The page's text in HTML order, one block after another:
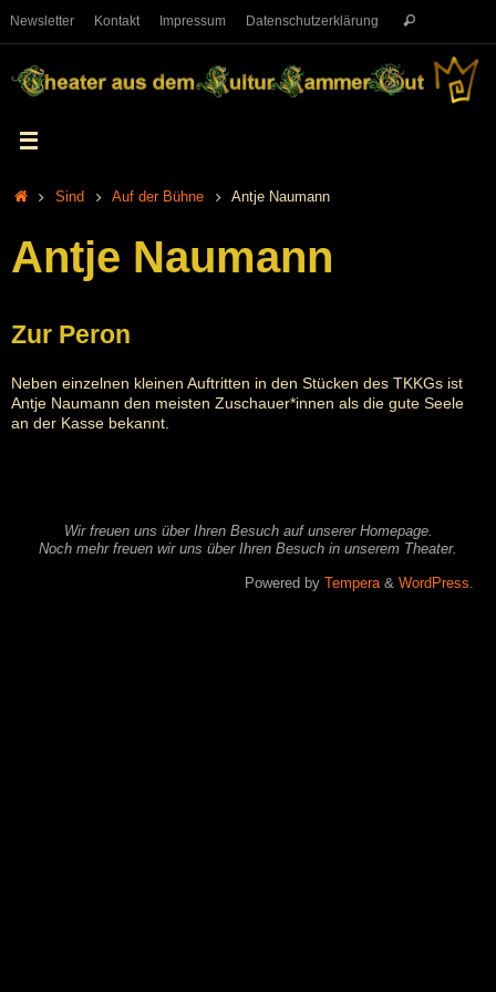
Newsletter Kontakt Impressum Datenschutzerklärung
Sind Auf der Bühne Antje Naumann
Antje Naumann
Zur Peron
Neben einzelnen kleinen Auftritten in den Stücken des TKKGs ist
Antje Naumann den meisten Zuschauer*innen als die gute Seele
an der Kasse bekannt.
Wir freuen uns über Ihren Besuch auf unserer Homepage.
Noch mehr freuen wir uns über Ihren Besuch in unserem Theater.
Powered by Tempera & WordPress.